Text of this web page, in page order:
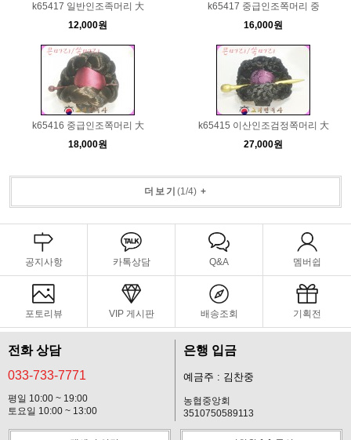
k65417 일반인조족머리 大
12,000원
k65417 중급인조쪽머리 중
16,000원
k65416 중급인조쪽머리 大
18,000원
k65415 이산인조검정쪽머리 大
27,000원
더보기 (1/4)+
공지사항 카톡상담 Q&A 멤버쉽
포토리뷰 VIP 게시판 배송조회 기획전
전화 상담
033-733-7771
평일 10:00 ~ 19:00
토요일 10:00 ~ 13:00
은행 입금
예금주 : 김찬중
농협중앙회
3510750589113